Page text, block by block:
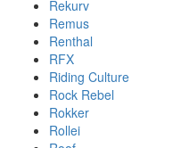
Rekurv
Remus
Renthal
RFX
Riding Culture
Rock Rebel
Rokker
Rollei